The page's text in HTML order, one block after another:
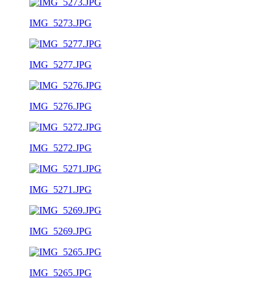
IMG_5273.JPG
IMG_5277.JPG
IMG_5276.JPG
IMG_5272.JPG
IMG_5271.JPG
IMG_5269.JPG
IMG_5265.JPG